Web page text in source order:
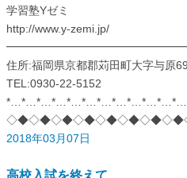
学習塾Yゼミ
http://www.y-zemi.jp/
住所:福岡県京都郡苅田町大字与原
TEL:0930-22-5152
2018年03月07日
高校入試を終えて